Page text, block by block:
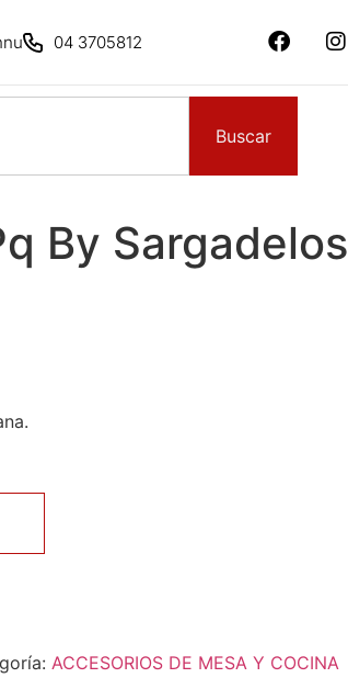
04 3705812
Buscar
By Sargadelos
ACCESORIOS DE MESA Y COCINA